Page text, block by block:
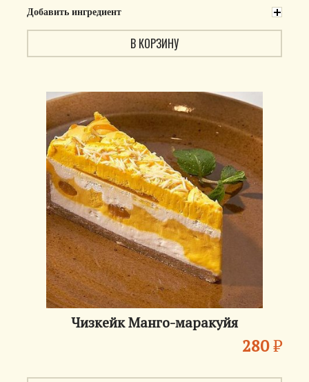
Добавить ингредиент
В КОРЗИНУ
Чизкейк Манго-маракуйя
280₽